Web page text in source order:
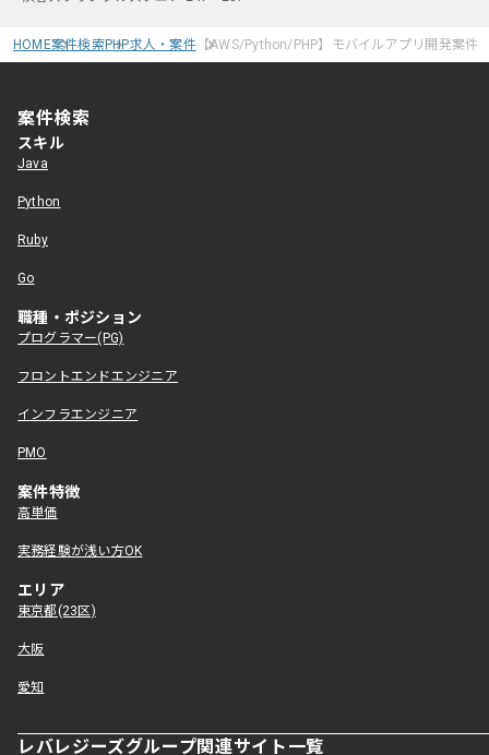
HOME案件検索PHP求人・案件【AWS/Python/PHP】モバイルアプリ開発案件
案件検索
スキル
Java
Python
Ruby
Go
職種・ポジション
プログラマー(PG)
フロントエンドエンジニア
インフラエンジニア
PMO
案件特徴
高単価
実務経験が浅い方OK
エリア
東京都(23区)
大阪
愛知
レバレジーズグループ関連サイト一覧